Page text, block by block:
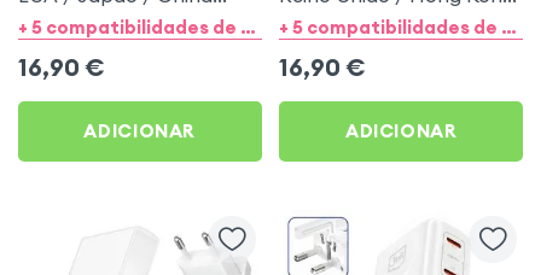
Multitomada Tipo A -
+ 5 compatibilidades de categorias
16,90 €
ADICIONAR
/ Singapura / Malásia
Akashi Preto
+ 5 compatibilidades de categorias
16,90 €
ADICIONAR